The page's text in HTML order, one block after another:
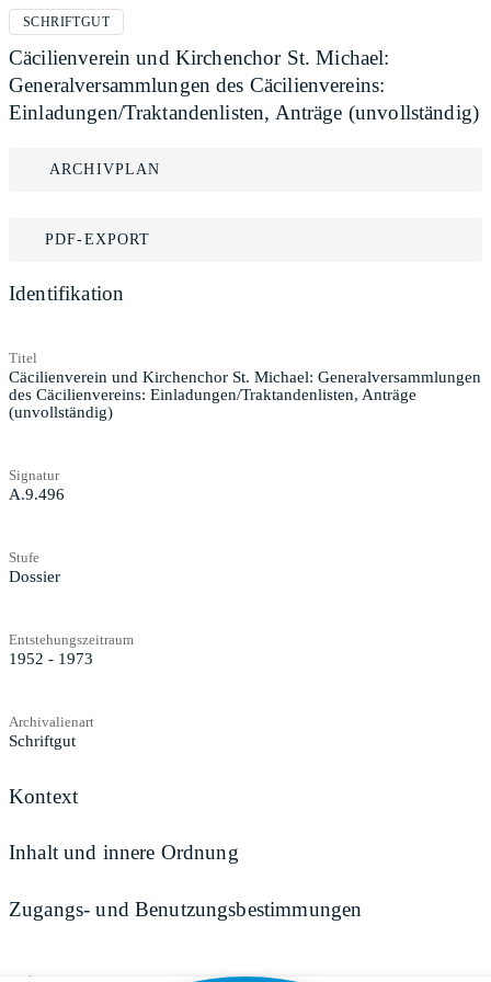
SCHRIFTGUT
Cäcilienverein und Kirchenchor St. Michael:
Generalversammlungen des Cäcilienvereins:
Einladungen/Traktandenlisten, Anträge (unvollständig)
ARCHIVPLAN
PDF-EXPORT
Identifikation
Titel
Cäcilienverein und Kirchenchor St. Michael: Generalversammlungen
des Cäcilienvereins: Einladungen/Traktandenlisten, Anträge
(unvollständig)
Signatur
A.9.496
Stufe
Dossier
Entstehungszeitraum
1952 - 1973
Archivalienart
Schriftgut
Kontext
Inhalt und innere Ordnung
Zugangs- und Benutzungsbestimmungen